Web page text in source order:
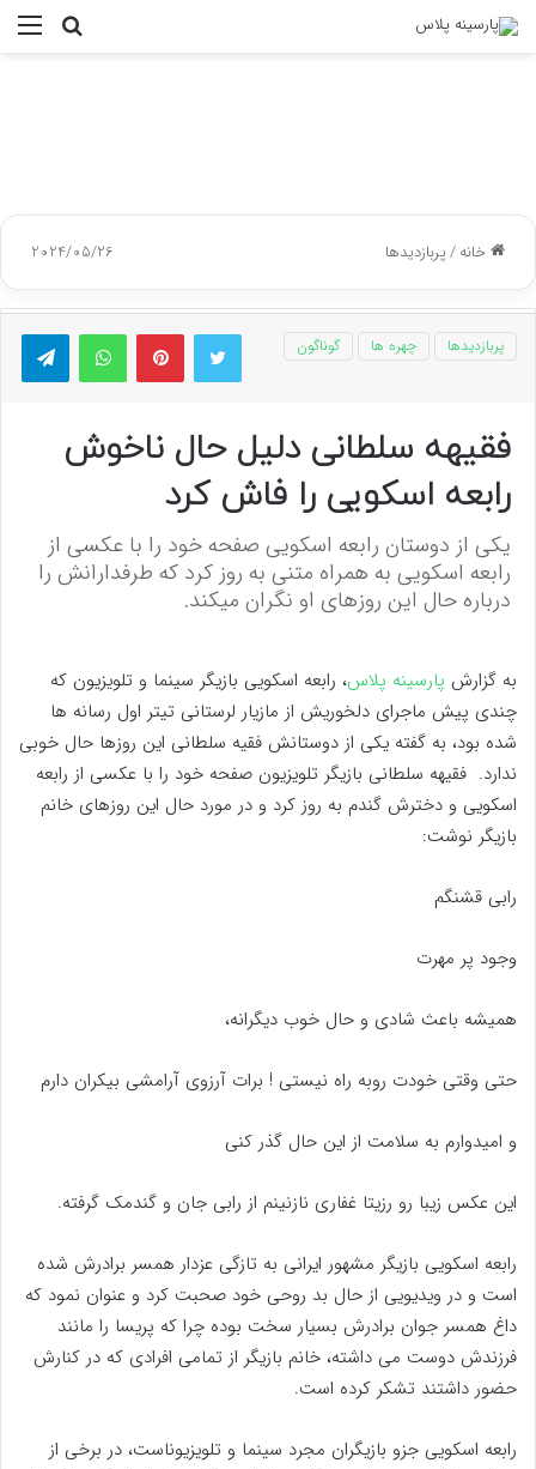
جستجو
خانه/پربازدیدها 2024/05/26
توییتر پینتریستواتس آپ
پربازدیدها چهره ها گوناگون
فقیهه سلطانی دلیل حال ناخوش
رابعه اسکویی را فاش کرد
یکی از دوستان رابعه اسکویی صفحه خود را با عکسی از
رابعه اسکویی به همراه متنی به روز کرد که طرفدارانش را
درباره حال این روزهای او نگران میکند.
به گزارش پارسینه پلاس، رابعه اسکویی بازیگر سینما و تلویزیون که
چندی پیش ماجرای دلخوریش از مازیار لرستانی تیتر اول رسانه ها
شده بود، به گفته یکی از دوستانش فقیه سلطانی این روزها حال خوبی
ندارد. فقیهه سلطانی بازیگر تلویزیون صفحه خود را با عکسی از رابعه
اسکویی و دخترش گندم به روز کرد و در مورد حال این روزهای خانم
بازیگر نوشت:
رابی قشنگم
وجود پر مهرت
همیشه باعث شادی و حال خوب دیگرانه،
حتی وقتی خودت روبه راه نیستی ! برات آرزوی آرامشی بیکران دارم
و امیدوارم به سلامت از این حال گذر کنی
این عکس زیبا رو رزیتا غفاری نازنینم از رابی جان و گندمک گرفته.
رابعه اسکویی بازیگر مشهور ایرانی به تازگی عزدار همسر برادرش شده
است و در ویدیویی از حال بد روحی خود صحبت کرد و عنوان نمود که
داغ همسر جوان برادرش بسیار سخت بوده چرا که پریسا را مانند
فرزندش دوست می داشته، خانم بازیگر از تمامی افرادی که در کنارش
حضور داشتند تشکر کرده است.
رابعه اسکویی جزو بازیگران مجرد سینما و تلویزیوناست، در برخی از